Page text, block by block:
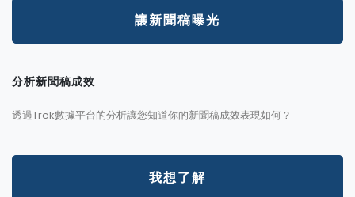
讓新聞稿曝光
分析新聞稿成效
透過Trek數據平台的分析讓您知道你的新聞稿成效表現如何？
我想了解